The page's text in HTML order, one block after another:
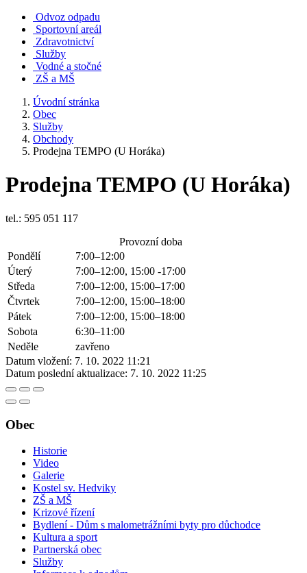
Odvoz odpadu
Sportovní areál
Zdravotnictví
Služby
Vodné a stočné
ZŠ a MŠ
Úvodní stránka
Obec
Služby
Obchody
Prodejna TEMPO (U Horáka)
Prodejna TEMPO (U Horáka)
tel.: 595 051 117
Provozní doba
Pondělí
7:00–12:00
Úterý
7:00–12:00, 15:00 -17:00
Středa
7:00–12:00, 15:00–17:00
Čtvrtek
7:00–12:00, 15:00–18:00
Pátek
7:00–12:00, 15:00–18:00
Sobota
6:30–11:00
Neděle
zavřeno
Datum vložení: 7. 10. 2022 11:21
Datum poslední aktualizace: 7. 10. 2022 11:25
Obec
Historie
Video
Galerie
Kostel sv. Hedviky
ZŠ a MŠ
Krizové řízení
Bydlení - Dům s malometrážními byty pro důchodce
Kultura a sport
Partnerská obec
Služby